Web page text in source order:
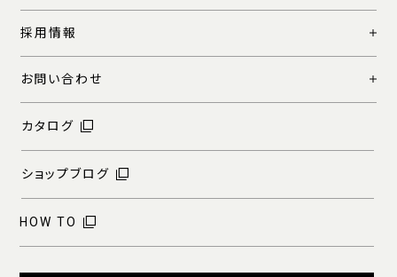
採用情報
お問い合わせ
カタログ
ショップブログ
HOW TO